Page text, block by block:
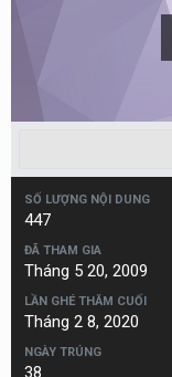
SỐ LƯỢNG NỘI DUNG
447
ĐÃ THAM GIA
Tháng 5 20, 2009
LẦN GHÉ THĂM CUỐI
Tháng 2 8, 2020
NGÀY TRÚNG
38